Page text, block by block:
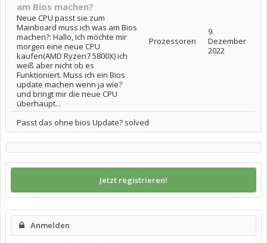
am Bios machen?
Neue CPU passt sie zum
Mainboard muss ich was am Bios
machen?: Hallo, Ich möchte mir
morgen eine neue CPU
kaufen(AMD Ryzen7 5800X) ich
weiß aber nicht ob es
Funktioniert. Muss ich ein Bios
update machen wenn ja wie?
und bringt mir die neue CPU
überhaupt...
Prozessoren
9.
Dezember
2022
Passt das ohne bios Update? solved
Jetzt registrieren!
Anmelden